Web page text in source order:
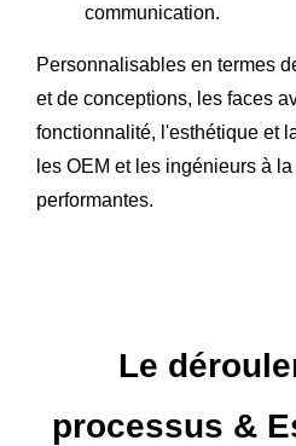
communication.
Personnalisables en termes
et de conceptions, les faces
fonctionnalité, l'esthétique et
les OEM et les ingénieurs à
performantes.
Le
processus &